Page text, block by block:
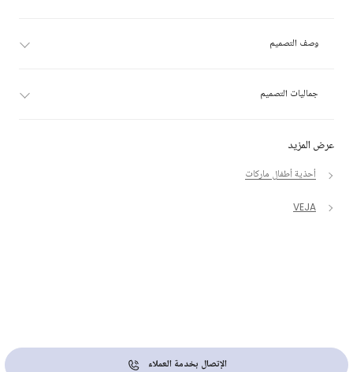
عرض المزيد
أحذية أطفال ماركات
VEJA
وصف التصميم
جماليات التصميم
الإتصال بخدمة العملاء